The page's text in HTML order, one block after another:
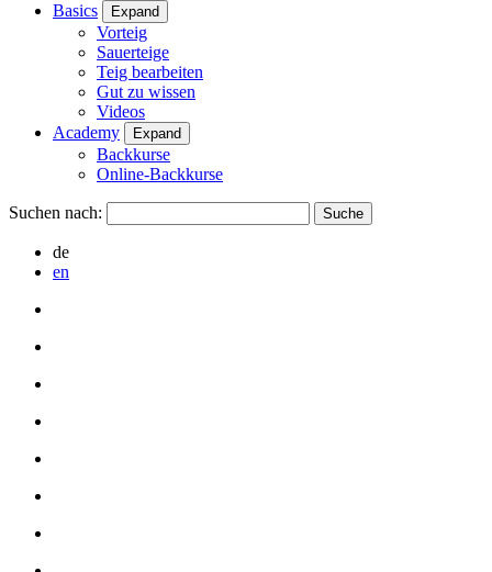
Basics
Expand
Vorteig
Sauerteige
Teig bearbeiten
Gut zu wissen
Videos
Academy
Expand
Backkurse
Online-Backkurse
Suchen nach:
de
en